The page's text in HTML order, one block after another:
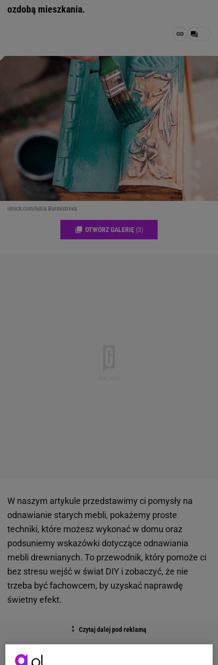
ozdobą mieszkania.
istock.com/Iuliia Burmistrova
OTWÓRZ GALERIĘ (3)
W naszym artykule przedstawimy ci pomysły na
odnawianie starych mebli, pokażemy proste
techniki, które możesz wykonać w domu oraz
podsuniemy wskazówki dotyczące odnawiania
mebli drewnianych. To przewodnik, który pomoże ci
bez stresu wejść w świat DIY i zobaczyć, że nie
trzeba być fachowcem, by uzyskać naprawdę
świetny efekt.